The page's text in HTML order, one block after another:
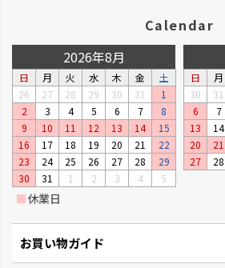
Calendar
2026年8月
日 月 火 水 木 金
土
26
27 28 29 30 31
1
2
3 4 5 6 7
8
9
10 11 12 13 14
15
16
17 18 19 20 21
22
23
24 25 26 27 28
29
30
31 1 2 3 4 5
日 月
30
31
6
7
13
14
20
21
27
28
■休業日
お買い物ガイド